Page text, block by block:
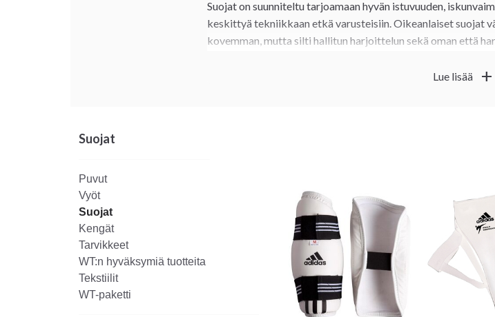
Suojat on suunniteltu tarjoamaan hyvän istuvuuden,
keskittyä tekniikkaan etkä varusteisiin. Oikeanlaiset suojat
kovemman, mutta silti hallitun harjoittelun sekä oman että
Valitse tunnetuilta merkeiltä, kuten Adidas ja Budo-Nord, ja
Lue lisää add
Suojat
Puvut
Vyöt
Suojat
Kengät
Tarvikkeet
WT:n hyväksymiä tuotteita
Tekstiilit
WT-paketti